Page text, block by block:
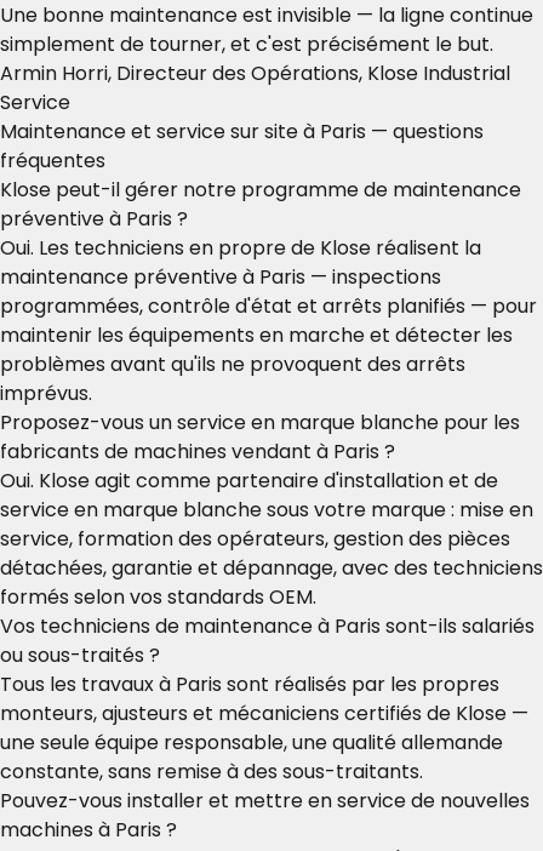
Une bonne maintenance est invisible — la ligne continue
simplement de tourner, et c'est précisément le but.
Armin Horri, Directeur des Opérations, Klose Industrial
Service
Maintenance et service sur site à Paris — questions
fréquentes
Klose peut-il gérer notre programme de maintenance
préventive à Paris ?
Oui. Les techniciens en propre de Klose réalisent la
maintenance préventive à Paris — inspections
programmées, contrôle d'état et arrêts planifiés — pour
maintenir les équipements en marche et détecter les
problèmes avant qu'ils ne provoquent des arrêts
imprévus.
Proposez-vous un service en marque blanche pour les
fabricants de machines vendant à Paris ?
Oui. Klose agit comme partenaire d'installation et de
service en marque blanche sous votre marque : mise en
service, formation des opérateurs, gestion des pièces
détachées, garantie et dépannage, avec des techniciens
formés selon vos standards OEM.
Vos techniciens de maintenance à Paris sont-ils salariés
ou sous-traités ?
Tous les travaux à Paris sont réalisés par les propres
monteurs, ajusteurs et mécaniciens certifiés de Klose —
une seule équipe responsable, une qualité allemande
constante, sans remise à des sous-traitants.
Pouvez-vous installer et mettre en service de nouvelles
machines à Paris ?